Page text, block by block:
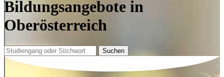
Bildungsangebote in
Oberösterreich
Suchen